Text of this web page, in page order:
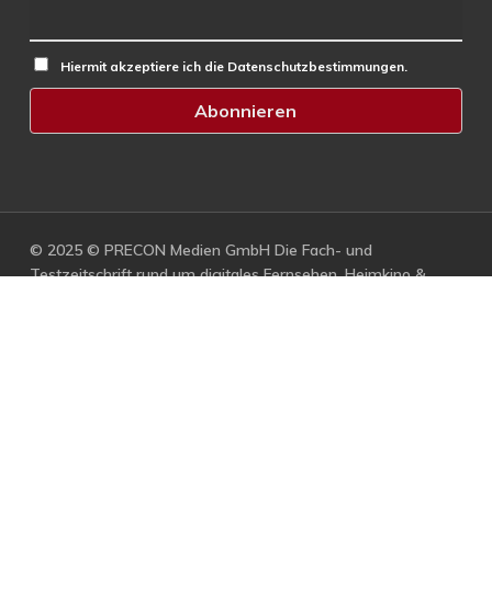
Hiermit akzeptiere ich die Datenschutzbestimmungen.
© 2025 © PRECON Medien GmbH Die Fach- und
Testzeitschrift rund um digitales Fernsehen, Heimkino &